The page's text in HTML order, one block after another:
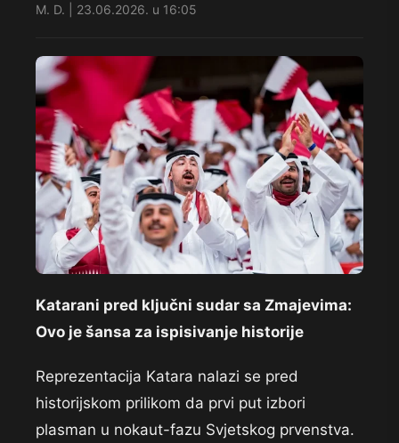
M. D. | 23.06.2026. u 16:05
Katarani pred ključni sudar sa Zmajevima:
Ovo je šansa za ispisivanje historije
Reprezentacija Katara nalazi se pred
historijskom prilikom da prvi put izbori
plasman u nokaut-fazu Svjetskog prvenstva.